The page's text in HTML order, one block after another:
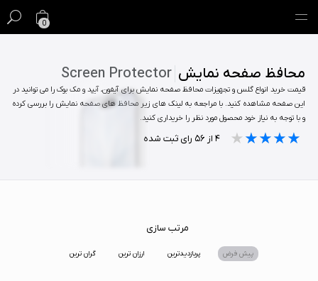
0
گیفت کارت
فروش ویژه
اپل واچ
محافظ صفحه نمایش Screen Protector
قیمت خرید انواع گلس و تجهیزات محافظ صفحه نمایش برای آیفون، آیپد و مک بوک را می توانید در
این صفحه مشاهده کنید. با مراجعه به لینک های زیر محافظ های صفحه نمایش را بررسی کرده
و با توجه به نیاز خود محصول مورد نظر را خریداری کنید.
★★★★★
★★★★★
★★★★★ ۴ از ۵۶ رای ثبت شده
مرتب سازی
پیش فرض پربازدیدترین ارزان ترین گران ترین